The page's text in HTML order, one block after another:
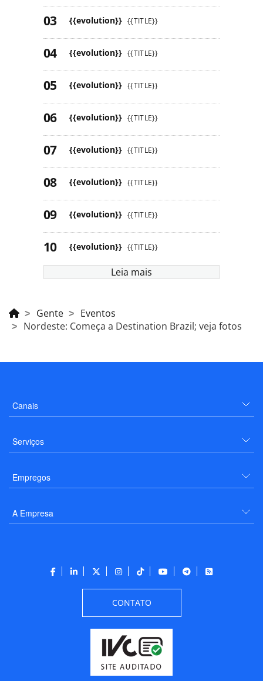
{{evolution}} {{TITLE}}
{{evolution}} {{TITLE}}
{{evolution}} {{TITLE}}
{{evolution}} {{TITLE}}
{{evolution}} {{TITLE}}
{{evolution}} {{TITLE}}
{{evolution}} {{TITLE}}
{{evolution}} {{TITLE}}
Leia mais
Gente
Eventos
Nordeste: Começa a Destination Brazil; veja fotos
Canais
Serviços
Empregos
A Empresa
CONTATO